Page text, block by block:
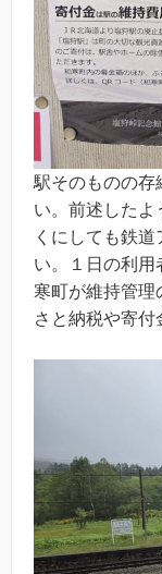
駅そのものの存
い。前述したよ
くにしても鉄
い。１日の利用
寒町が維持管理
さと納税や寄付